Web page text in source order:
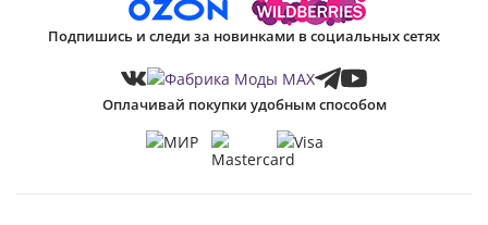
Подпишись и следи за новинками в социальных сетях
Оплачивай покупки удобным способом